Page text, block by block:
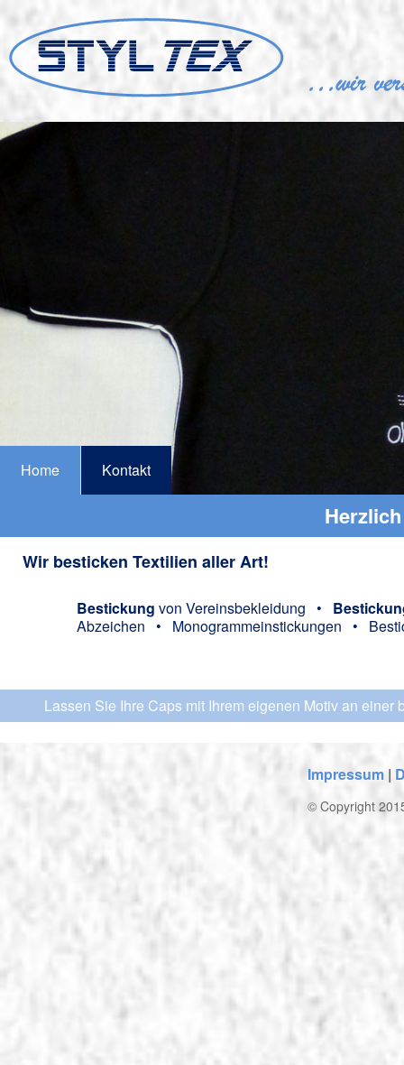
Home Kontakt
Wir besticken Textilien aller Art!
Bestickung von Vereinsbekleidung •
Abzeichen • Monogrammeinstickungen •
Lassen Sie Ihre Caps mit Ihrem eigenen Motiv an
Impressum|
© Copyright